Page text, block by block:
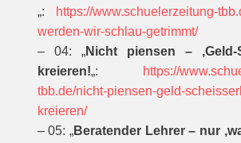
„:
https://www.schuelerzeitung-
werden-wir-schlau-getrimmt/
– 04: „Nicht piensen – ‚Geld-
kreieren!„:
https://
tbb.de/nicht-piensen-geld-
kreieren/
– 05: „Beratender Lehrer – nur